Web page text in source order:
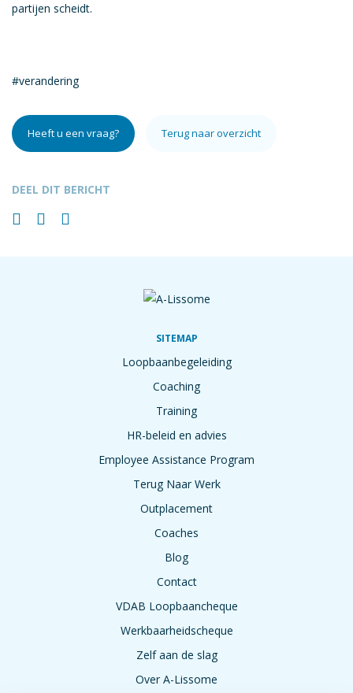
partijen scheidt.
#verandering
Heeft u een vraag? Terug naar overzicht
DEEL DIT BERICHT
SITEMAP
Loopbaanbegeleiding
Coaching
Training
HR-beleid en advies
Employee Assistance Program
Terug Naar Werk
Outplacement
Coaches
Blog
Contact
VDAB Loopbaancheque
Werkbaarheidscheque
Zelf aan de slag
Over A-Lissome